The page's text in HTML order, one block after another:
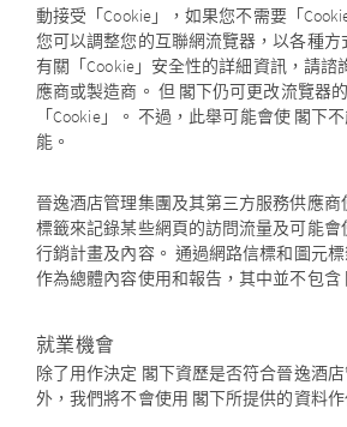
動接受「Cookie」，如果您不需要「
您可以調整您的互聯網流覽器，以各種方
有關「Cookie」安全性的詳細資訊，請諮
應商或製造商。 但 閣下仍可更改流覽器
「Cookie」。 不過，此舉可能會使 閣下
能。
晉逸酒店管理集團及其第三方服務供應
標籤來記錄某些網頁的訪問流量及可能
行銷計畫及內容。 通過網路信標和圖元
作為總體內容使用和報告，其中並不包含
就業機會
除了用作決定 閣下資歷是否符合晉逸酒
外，我們將不會使用 閣下所提供的資料作